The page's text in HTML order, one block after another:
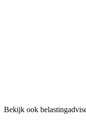
Bekijk ook